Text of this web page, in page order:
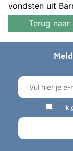
vondsten uit
Terug
Ik